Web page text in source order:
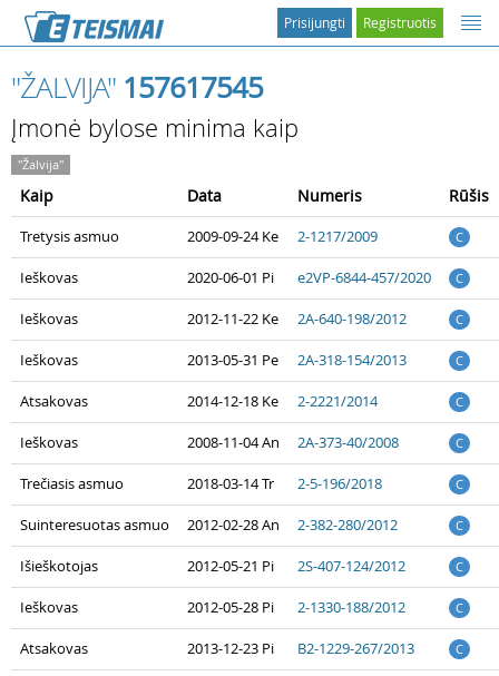
Registruotis
Prisijungti
"ŽALVIJA" 157617545
Įmonė bylose minima kaip
"Žalvija"
Kaip Data Numeris Rūšis
Tretysis asmuo 2009-09-24 Ke 2-1217/2009 C
Ieškovas 2020-06-01 Pi e2VP-6844-457/2020 C
Ieškovas 2012-11-22 Ke 2A-640-198/2012 C
Ieškovas 2013-05-31 Pe 2A-318-154/2013 C
Atsakovas 2014-12-18 Ke 2-2221/2014 C
Ieškovas 2008-11-04 An 2A-373-40/2008 C
Trečiasis asmuo 2018-03-14 Tr 2-5-196/2018 C
Suinteresuotas asmuo 2012-02-28 An 2-382-280/2012 C
Išieškotojas 2012-05-21 Pi 2S-407-124/2012 C
Ieškovas 2012-05-28 Pi 2-1330-188/2012 C
Atsakovas 2013-12-23 Pi B2-1229-267/2013 C